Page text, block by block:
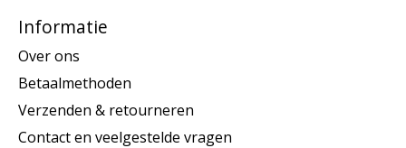
Informatie
Over ons
Betaalmethoden
Verzenden & retourneren
Contact en veelgestelde vragen